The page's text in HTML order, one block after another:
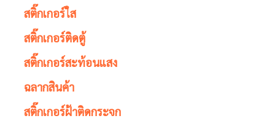
สติ๊กเกอร์ใส
สติ๊กเกอร์ติดตู้
สติ๊กเกอร์สะท้อนแสง
ฉลากสินค้า
สติ๊กเกอร์ฝ้าติดกระจก